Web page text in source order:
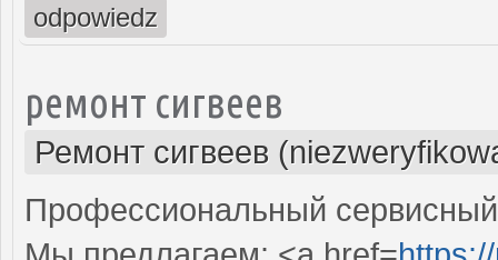
odpowiedz
ремонт сигвеев
Ремонт сигвеев
Профессиональный